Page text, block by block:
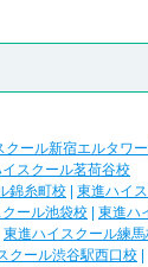
クール新宿エルタワ
スクール茗荷谷校
錦糸町校 東進ハイ
ール池袋校 東進ハ
東進ハイスクール練
クール渋谷駅西口校